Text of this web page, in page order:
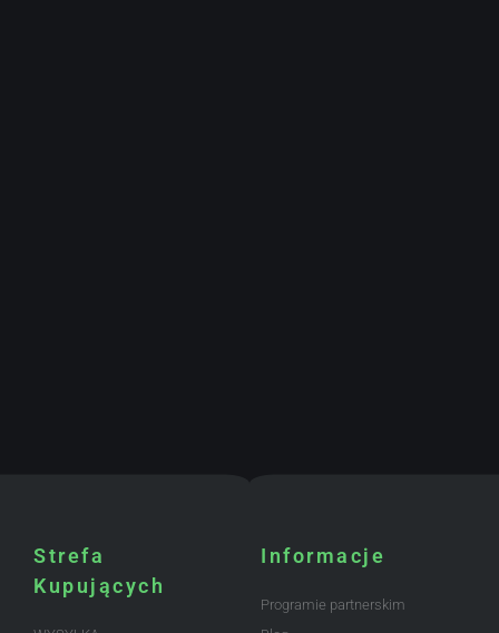
Strefa
Kupujących
Informacje
Programie partnerskim